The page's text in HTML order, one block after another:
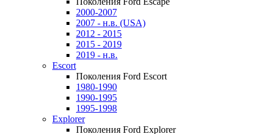
2000-2007
2007 - н.в. (USA)
2012 - 2015
2015 - 2019
2019 - н.в.
Escort
Поколения Ford Escort
1980-1990
1990-1995
1995-1998
Explorer
Поколения Ford Explorer